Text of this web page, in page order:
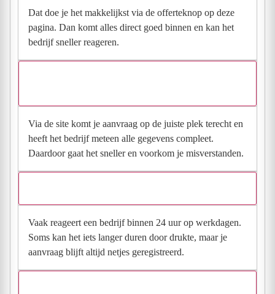
Dat doe je het makkelijkst via de offerteknop op deze
pagina. Dan komt alles direct goed binnen en kan het
bedrijf sneller reageren.
Via de site komt je aanvraag op de juiste plek terecht en
heeft het bedrijf meteen alle gegevens compleet.
Daardoor gaat het sneller en voorkom je misverstanden.
Vaak reageert een bedrijf binnen 24 uur op werkdagen.
Soms kan het iets langer duren door drukte, maar je
aanvraag blijft altijd netjes geregistreerd.